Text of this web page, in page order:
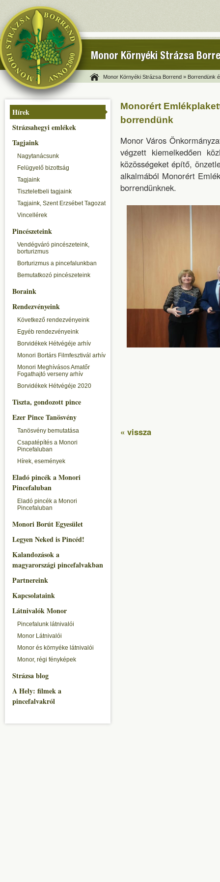
Monor Környéki Strázsa
Monor Környéki Strázsa Borrend » Borrendünk
Hírek
Strázsahegyi emlékek
Tagjaink
Nagytanácsunk
Felügyelő bizottság
Tagjaink
Tiszteletbeli tagjaink
Tagjaink, Szent Erzsébet Tagozat
Vincellérek
Pincészeteink
Vendégváró pincészeteink,
borturizmus
Borturizmus a pincefalunkban
Bemutatkozó pincészeteink
Boraink
Rendezvényeink
Következő rendezvényeink
Egyéb rendezvényeink
Borvidékek Hétvégéje arhív
Monori Bortárs Filmfesztivál arhív
Monori Meghívásos Amatőr
Fogathajtó verseny arhív
Borvidékek Hétvégéje 2020
Tiszta, gondozott pince
Ezer Pince Tanösvény
Tanösvény bemutatása
Csapatépítés a Monori
Pincefaluban
Hírek, események
Eladó pincék a Monori
Pincefaluban
Eladó pincék a Monori
Pincefaluban
Monori Borút Egyesület
Legyen Neked is Pincéd!
Kalandozások a
magyarországi pincefalvakban
Partnereink
Kapcsolataink
Látnivalók Monor
Pincefalunk látnivalói
Monor Látnivalói
Monor és környéke látnivalói
Monor, régi fényképek
Strázsa blog
A Hely: filmek a
pincefalvakról
Monorért
borrendünk
Monor Város
végzett kiemelkedően
közösségeket építő,
alkalmából Monorért
borrendünknek.
« vissza